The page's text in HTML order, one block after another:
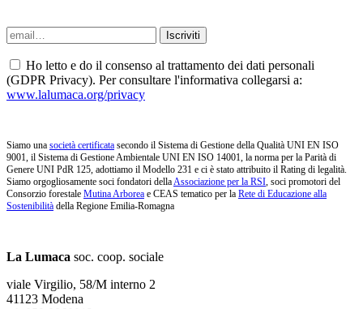
Ho letto e do il consenso al trattamento dei dati personali
(GDPR Privacy). Per consultare l'informativa collegarsi a:
www.lalumaca.org/privacy
Siamo una società certificata secondo il Sistema di Gestione della Qualità UNI EN ISO
9001, il Sistema di Gestione Ambientale UNI EN ISO 14001, la norma per la Parità di
Genere UNI PdR 125, adottiamo il Modello 231 e ci è stato attribuito il Rating di legalità.
Siamo orgogliosamente soci fondatori dellaAssociazione per la RSI, soci promotori del
Consorzio forestale Mutina Arborea e CEAS tematico per la Rete di Educazione alla
Sostenibilità della Regione Emilia-Romagna
La Lumaca soc. coop. sociale
viale Virgilio, 58/M interno 2
41123 Modena